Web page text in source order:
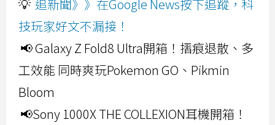
💡 追新聞》》在Google News按下追蹤，科
技玩家好文不漏接！
📢 Galaxy Z Fold8 Ultra開箱！摺痕退散、多
工效能 同時爽玩Pokemon GO、Pikmin
Bloom
📢Sony 1000X THE COLLEXION耳機開箱！